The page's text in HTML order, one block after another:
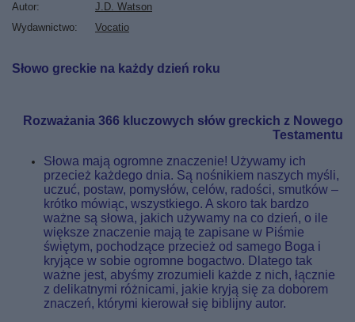
Autor
J.D. Watson
Wydawnictwo
Vocatio
Słowo greckie na każdy dzień roku
Rozważania 366 kluczowych słów greckich z Nowego
Testamentu
Słowa mają ogromne znaczenie! Używamy ich
przecież każdego dnia. Są nośnikiem naszych myśli,
uczuć, postaw, pomysłów, celów, radości, smutków –
krótko mówiąc, wszystkiego. A skoro tak bardzo
ważne są słowa, jakich używamy na co dzień, o ile
większe znaczenie mają te zapisane w Piśmie
świętym, pochodzące przecież od samego Boga i
kryjące w sobie ogromne bogactwo. Dlatego tak
ważne jest, abyśmy zrozumieli każde z nich, łącznie
z delikatnymi różnicami, jakie kryją się za doborem
znaczeń, którymi kierował się biblijny autor.